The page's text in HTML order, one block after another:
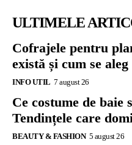
ULTIMELE
Cofrajele pentru
există și cum se aleg
INFO UTIL 7 august 26
Ce costume de baie
Tendințele care
BEAUTY & FASHION 5 august 26